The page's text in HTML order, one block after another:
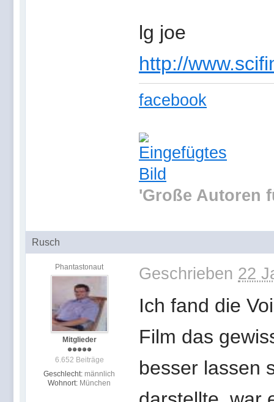
lg joe
http://
facebook
'Große Autoren
Rusch
Phantastonaut
Mitglieder
6.652 Beiträge
Geschlecht: männlich
Wohnort: München
Geschrieben 22
Ich fand die
Film das
besser lassen